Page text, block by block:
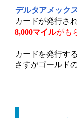
デルタアメック
カードが発行され
8,000マイルがも
カードを発行す
さすがゴールド